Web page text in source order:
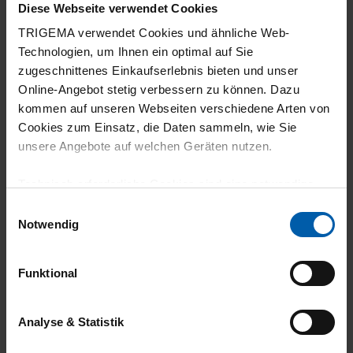
Diese Webseite verwendet Cookies
TRIGEMA verwendet Cookies und ähnliche Web-
Technologien, um Ihnen ein optimal auf Sie
zugeschnittenes Einkaufserlebnis bieten und unser
Online-Angebot stetig verbessern zu können. Dazu
kommen auf unseren Webseiten verschiedene Arten von
Cookies zum Einsatz, die Daten sammeln, wie Sie
unsere Angebote auf welchen Geräten nutzen.
grundlegende Funktionen wie etwa zur Auswahl und
gewährleisten.
Für die Darstellung personalisierter Angebote, Anzeigen
und Inhalte aufgrund Ihres Nutzerverhaltens und Ihres
Notwendig
Funktional
Analyse & Statistik
climate-neutral
Family business